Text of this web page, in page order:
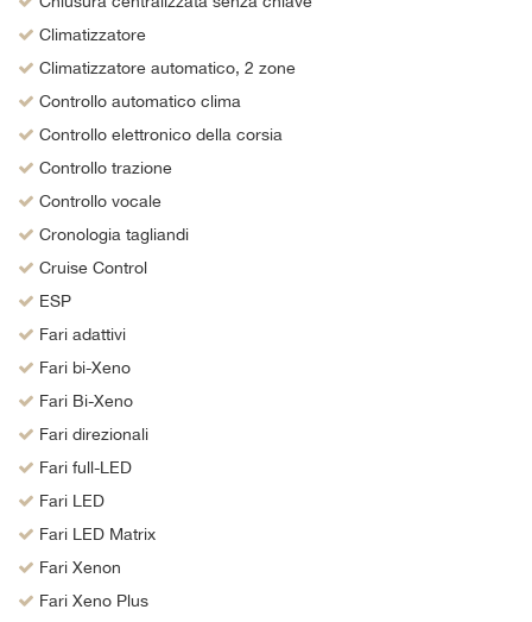
Climatizzatore
Climatizzatore automatico, 2 zone
Controllo automatico clima
Controllo elettronico della corsia
Controllo trazione
Controllo vocale
Cronologia tagliandi
Cruise Control
ESP
Fari adattivi
Fari bi-Xeno
Fari Bi-Xeno
Fari direzionali
Fari full-LED
Fari LED
Fari LED Matrix
Fari Xenon
Fari Xeno Plus